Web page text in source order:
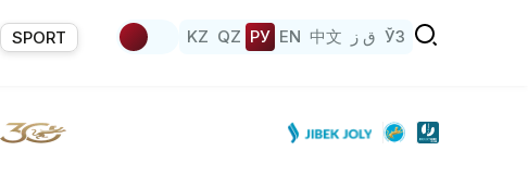
SPORT KZ QZ РУ EN 中文 ق ز ЎЗ